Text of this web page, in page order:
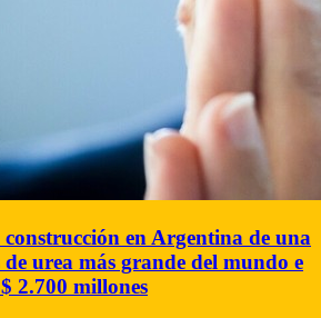
en Argentina de una
urea más grande del mundo e
2.700 millones